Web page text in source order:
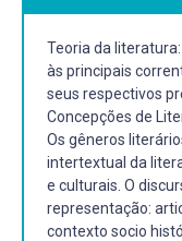
Teoria da
às principais
seus respectivos
Concepções de
Os gêneros
intertextual da
e culturais. O
representação:
contexto socio